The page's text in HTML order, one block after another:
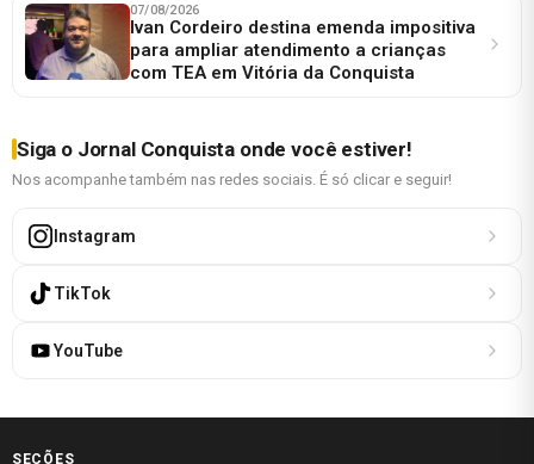
07/08/2026
Ivan Cordeiro destina emenda impositiva
para ampliar atendimento a crianças
com TEA em Vitória da Conquista
Siga o Jornal Conquista onde você estiver!
Nos acompanhe também nas redes sociais. É só clicar e seguir!
Instagram
TikTok
YouTube
SEÇÕES